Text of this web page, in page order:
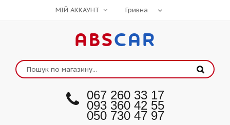
МІЙ АККАУНТ
ABSCAR
067 260 33 17
093 360 42 55
050 730 47 97